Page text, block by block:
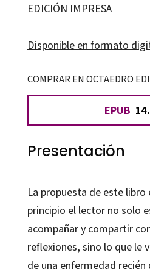
cantidad
EDICIÓN IMPRESA
Disponible en formato
COMPRAR EN OCTAEDRO
EPUB
Presentación
La propuesta de este libro
principio el lector no solo
acompañar y compartir
reflexiones, sino lo que le
de una enfermedad recién